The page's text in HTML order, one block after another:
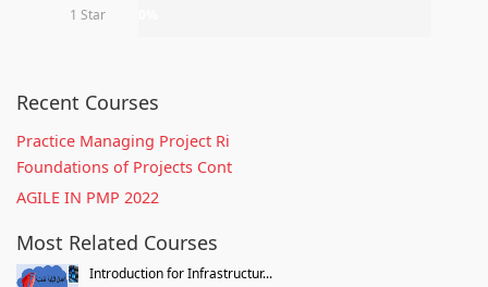
1 Star
Recent Courses
Practice Managing Project Ri
Foundations of Projects Cont
AGILE IN PMP 2022
Most Related Courses
Introduction for Infrastructur...